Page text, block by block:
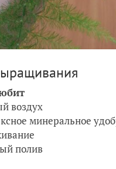
воздух
минеральное
полив